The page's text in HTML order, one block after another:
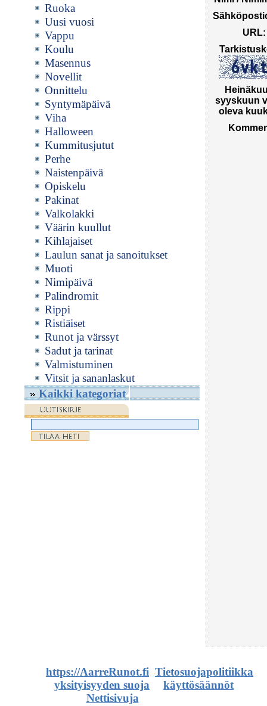
Ruoka
Uusi vuosi
Vappu
Koulu
Masennus
Novellit
Onnittelu
Syntymäpäivä
Viha
Halloween
Kummitusjutut
Perhe
Naistenpäivä
Opiskelu
Pakinat
Valkolakki
Väärin kuullut
Kihlajaiset
Laulun sanat ja sanoitukset
Muoti
Nimipäivä
Palindromit
Rippi
Ristiäiset
Runot ja värssyt
Sadut ja tarinat
Valmistuminen
Vitsit ja sananlaskut
Kaikki kategoriat
URL:
syyskuun
oleva
https://AarreRunot.fi Tietosuojapolitiikka
yksityisyyden suoja
käyttösäännöt
Nettisivuja